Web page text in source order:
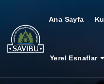
Ana Sayfa
Yerel Esnaflar